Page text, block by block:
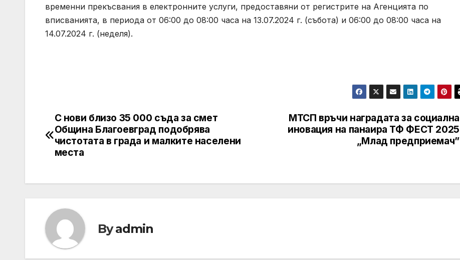
временни прекъсвания в електронните услуги, предоставяни от регистрите на Агенцията по
вписванията, в периода от 06:00 до 08:00 часа на 13.07.2024 г. (събота) и 06:00 до 08:00 часа на
14.07.2024 г. (неделя).
Post
navigation
МТСП връчи наградата за социална
иновация на панаира ТФ ФЕСТ 2025
„Млад предприемач”
С нови близо 35 000 съда за смет
Община Благоевград подобрява
чистотата в града и малките населени
места
Byadmin